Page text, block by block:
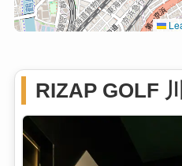
RIZAP GOLF